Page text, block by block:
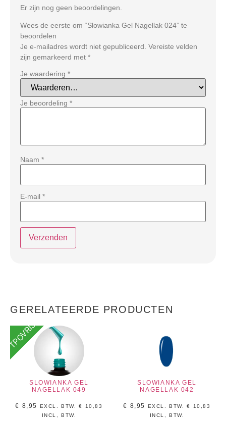
Er zijn nog geen beoordelingen.
Wees de eerste om “Slowianka Gel Nagellak 024” te
beoordelen
Je e-mailadres wordt niet gepubliceerd. Vereiste velden
zijn gemarkeerd met *
Je waardering *
Je beoordeling *
Naam *
E-mail *
GERELATEERDE PRODUCTEN
TPOVRIJ
SLOWIANKA GEL
NAGELLAK 049
€ 8,95 EXCL. BTW.€
10,83
INCL, BTW.
SLOWIANKA GEL
NAGELLAK 042
€ 8,95 EXCL. BTW.€
10,83
INCL, BTW.